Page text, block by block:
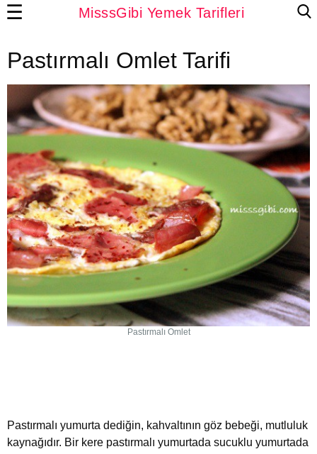
MisssGibi Yemek Tarifleri
☰
Pastırmalı Omlet Tarifi
Pastırmalı Omlet
Pastırmalı yumurta dediğin, kahvaltının göz bebeği, mutluluk
kaynağıdır. Bir kere pastırmalı yumurtada sucuklu yumurtada